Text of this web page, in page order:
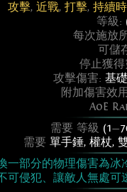
攻擊, 近戰, 打擊, 持續
等級:
每次施放
可儲
停止獲得
攻擊傷害: 基
附加傷害效
AoE
需要 等級 (1—
需要 單手錘, 權杖,
一部分的物理傷害為
可侵犯、讓敵人無處可